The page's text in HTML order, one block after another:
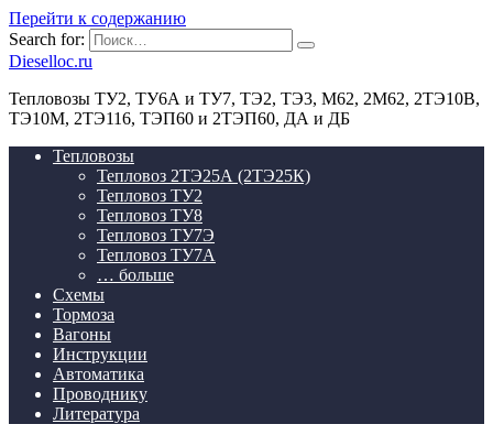
Перейти к содержанию
Search for:
Dieselloc.ru
Тепловозы ТУ2, ТУ6А и ТУ7, ТЭ2, ТЭ3, М62, 2М62, 2ТЭ10В,
ТЭ10М, 2ТЭ116, ТЭП60 и 2ТЭП60, ДА и ДБ
Тепловозы
Тепловоз 2ТЭ25А (2ТЭ25К)
Тепловоз ТУ2
Тепловоз ТУ8
Тепловоз ТУ7Э
Тепловоз ТУ7А
… больше
Схемы
Тормоза
Вагоны
Инструкции
Автоматика
Проводнику
Литература